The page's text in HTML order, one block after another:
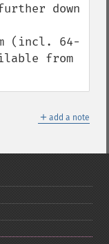
down
(incl. 64-
from
＋ add a note